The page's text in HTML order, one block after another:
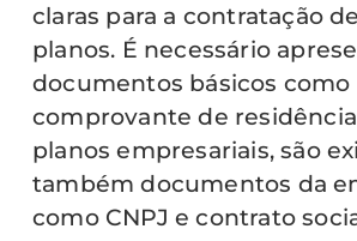
claras para a contratação
planos. É necessário
documentos básicos como
comprovante de
planos empresariais, são
também documentos da
como CNPJ e contrato